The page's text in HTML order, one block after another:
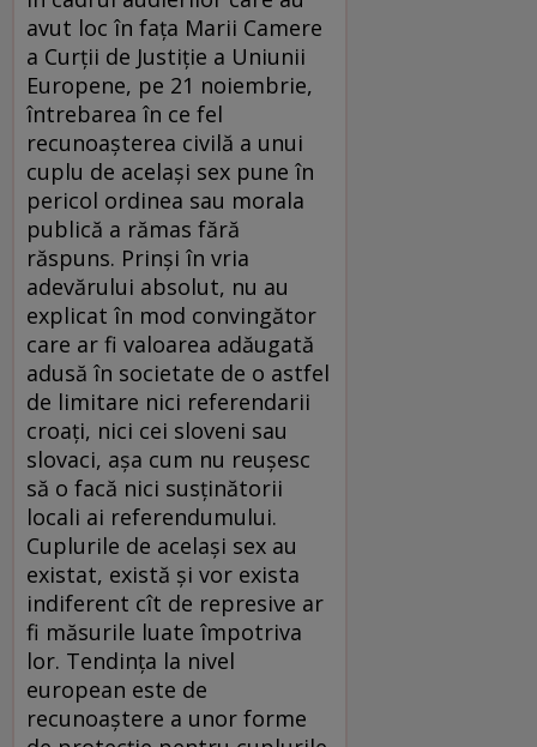
avut loc în fața Marii Camere
a Curții de Justiție a Uniunii
Europene, pe 21 noiembrie,
întrebarea în ce fel
recunoașterea civilă a unui
cuplu de același sex pune în
pericol ordinea sau morala
publică a rămas fără
răspuns. Prinși în vria
adevărului absolut, nu au
explicat în mod convingător
care ar fi valoarea adăugată
adusă în societate de o astfel
de limitare nici referendarii
croați, nici cei sloveni sau
slovaci, așa cum nu reușesc
să o facă nici susținătorii
locali ai referendumului.
Cuplurile de același sex au
existat, există și vor exista
indiferent cît de represive ar
fi măsurile luate împotriva
lor. Tendința la nivel
european este de
recunoaștere a unor forme